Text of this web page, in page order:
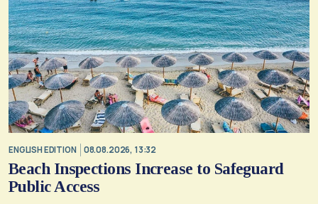
ENGLISH EDITION 08.08.2026, 13:32
Beach Inspections Increase to Safeguard
Public Access